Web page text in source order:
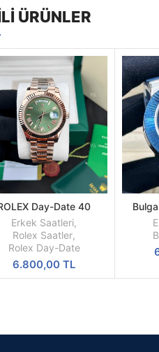
ÜRÜNLER
SEPETE
EKLE
Day-Date 40
Everose Gold Ref
M228235-0025
Erkek Saatleri,
Rolex Saatler,
Rolex Day-Date
6.800,00TL